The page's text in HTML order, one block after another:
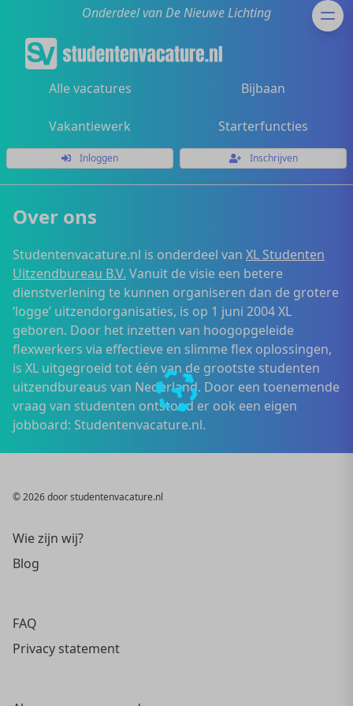
Onderdeel van De Nieuwe Lichting
Alle vacatures Bijbaan
Vakantiewerk Starterfuncties
Inloggen Inschrijven
Over ons
Studentenvacature.nl is onderdeel van XL Studenten
Uitzendbureau B.V. Vanuit de visie een betere
dienstverlening te kunnen organiseren dan de grotere
‘logge’ uitzendorganisaties, is op 1 juni 2004 XL
geboren. Door het inzetten van hoogopgeleide
flexwerkers via effectieve en slimme flex oplossingen,
is XL uitgegroeid tot één van de grootste studenten
uitzendbureaus van Nederland. Door een toenemende
vraag van studenten ontstond er ook een eigen
jobboard: Studentenvacature.nl.
© 2026 door studentenvacature.nl
Wie zijn wij?
Blog
FAQ
Privacy statement